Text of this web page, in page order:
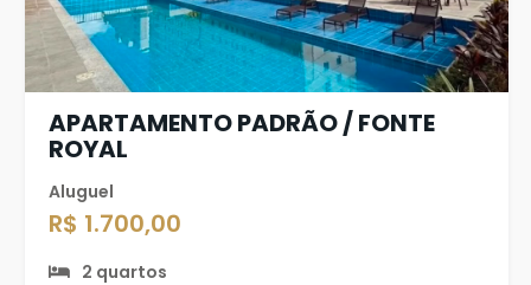
APARTAMENTO PADRÃO / FONTE
ROYAL
Aluguel
R$ 1.700,00
2 quartos